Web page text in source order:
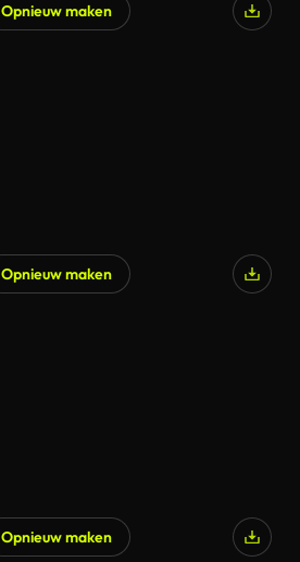
Opnieuw maken
Opnieuw maken
Opnieuw maken